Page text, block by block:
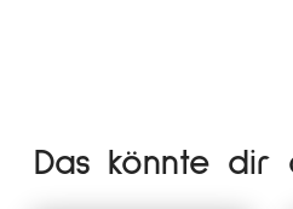
Das könnte dir